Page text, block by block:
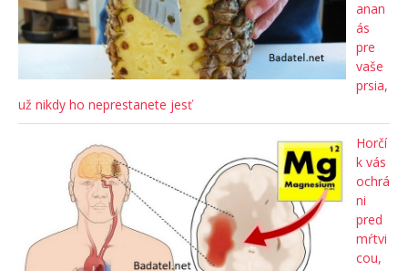
anan
ás
pre
vaše
prsia,
už nikdy ho neprestanete jesť
Horčí
k vás
ochrá
ni
pred
mŕtvi
cou,